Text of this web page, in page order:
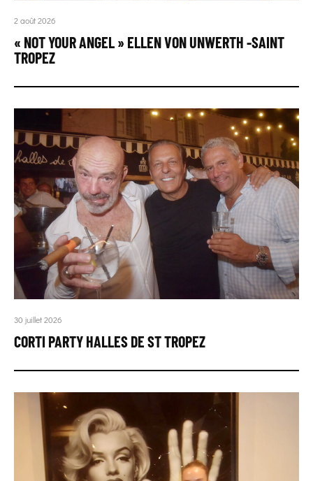
2 août 2026
« NOT YOUR ANGEL » ELLEN VON UNWERTH -SAINT
TROPEZ
30 juillet 2026
CORTI PARTY HALLES DE ST TROPEZ